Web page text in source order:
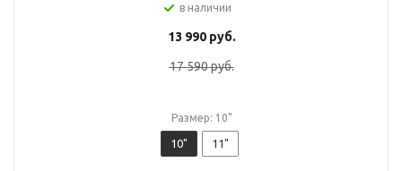
в наличии
13 990руб.
17 590руб.
Размер: 10"
10" 11"